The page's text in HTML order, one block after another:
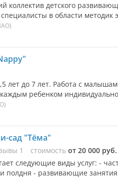
коллектив детского
в области методик
лет до 7 лет. Работа с
каждым ребенком
сад "Тёма"
1 стоимость от 20 000
следующие виды услуг: -
полдня - развивающие занятия